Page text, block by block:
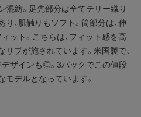
混紡。足先部分は全てテリー織り
り、肌触りもソフト。筒部分は、伸
ット。こちらは、フィット感を高
ブが施されています。米国製で、
ザインも◎。3パックでこの値段
モデルとなっています。